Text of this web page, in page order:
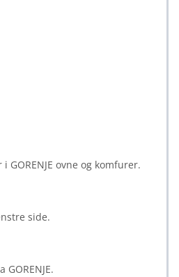
GORENJE ovne og komfurer.
side.